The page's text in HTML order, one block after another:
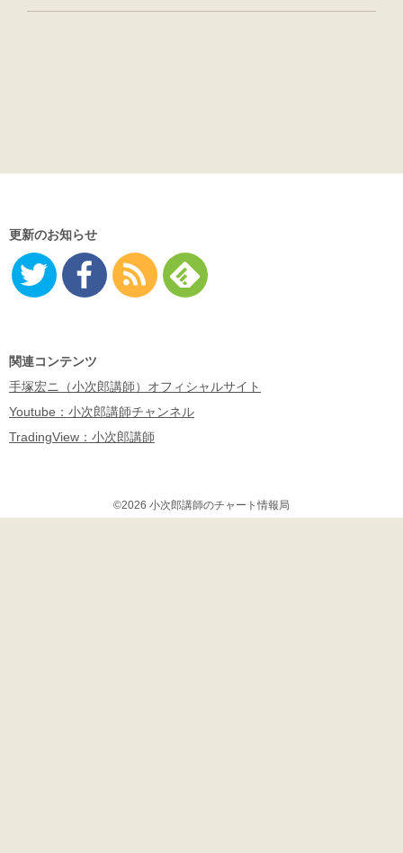
更新のお知らせ
関連コンテンツ
手塚宏ニ（小次郎講師）オフィシャルサイト
Youtube：小次郎講師チャンネル
TradingView：小次郎講師
©2026 小次郎講師のチャート情報局